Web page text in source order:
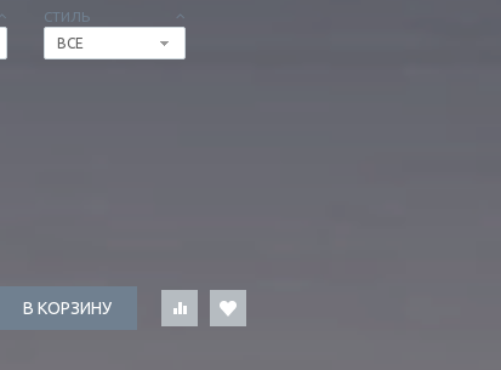
СТИЛЬ
ВСЕ
В КОРЗИНУ